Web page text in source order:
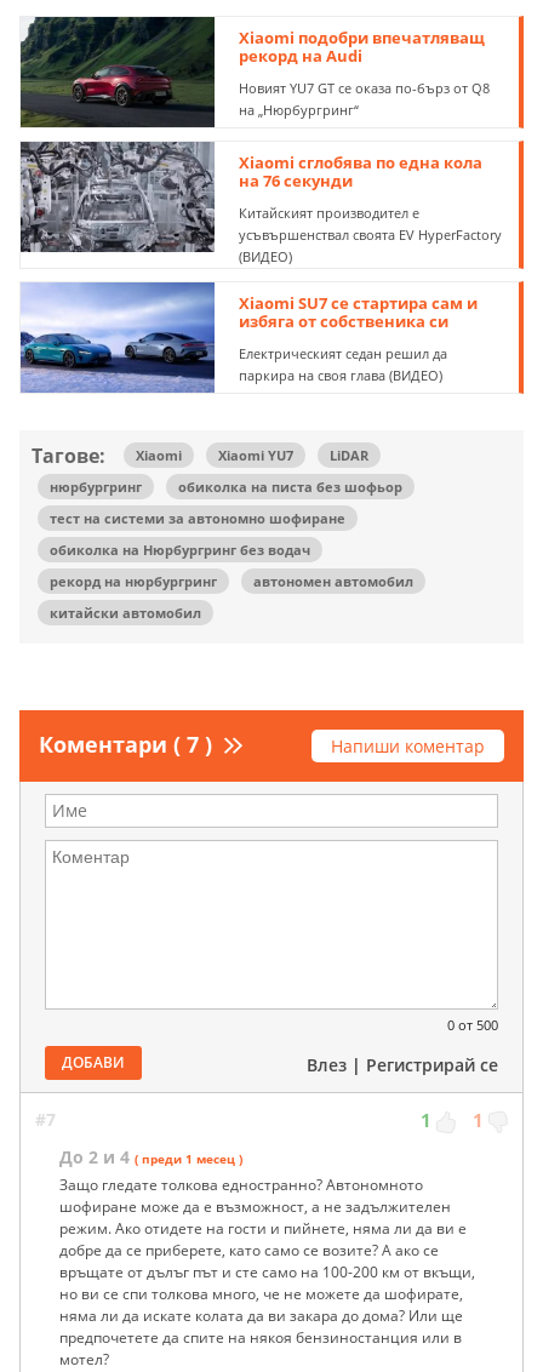
Xiaomi подобри впечатляващ
рекорд на Audi
Новият YU7 GT се оказа по-бърз от Q8
на „Нюрбургринг“
Xiaomi сглобява по една кола
на 76 секунди
Китайският производител е
усъвършенствал своята EV HyperFactory
(ВИДЕО)
Xiaomi SU7 се стартира сам и
избяга от собственика си
Електрическият седан решил да
паркира на своя глава (ВИДЕО)
Тагове: Xiaomi Xiaomi YU7
LiDAR
нюрбургринг
обиколка на писта без шофьор
тест на системи за автономно шофиране
обиколка на Нюрбургринг без водач
рекорд на нюрбургринг
автономен автомобил
китайски автомобил
Коментари ( 7 ) Напиши коментар
0 от 500
ДОБАВИ Влез | Регистрирай се
#7 1 1
До 2 и 4 ( преди 1 месец )
Защо гледате толкова едностранно? Автономното
шофиране може да е възможност, а не задължителен
режим. Ако отидете на гости и пийнете, няма ли да ви е
добре да се приберете, като само се возите? А ако се
връщате от дълъг път и сте само на 100-200 км от вкъщи,
но ви се спи толкова много, че не можете да шофирате,
няма ли да искате колата да ви закара до дома? Или ще
предпочетете да спите на някоя бензиностанция или в
мотел?